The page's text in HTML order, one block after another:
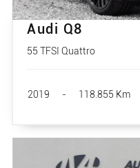
Audi Q8
55 TFSI Quattro
2019 - 118.855 Km